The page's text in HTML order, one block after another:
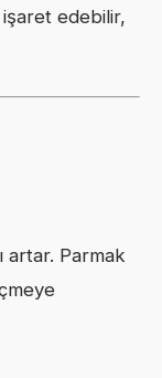
edebilir,
artar. Parmak